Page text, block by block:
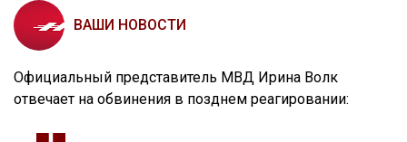
ВАШИ НОВОСТИ
Официальный представитель МВД Ирина Волк
отвечает на обвинения в позднем реагировании: